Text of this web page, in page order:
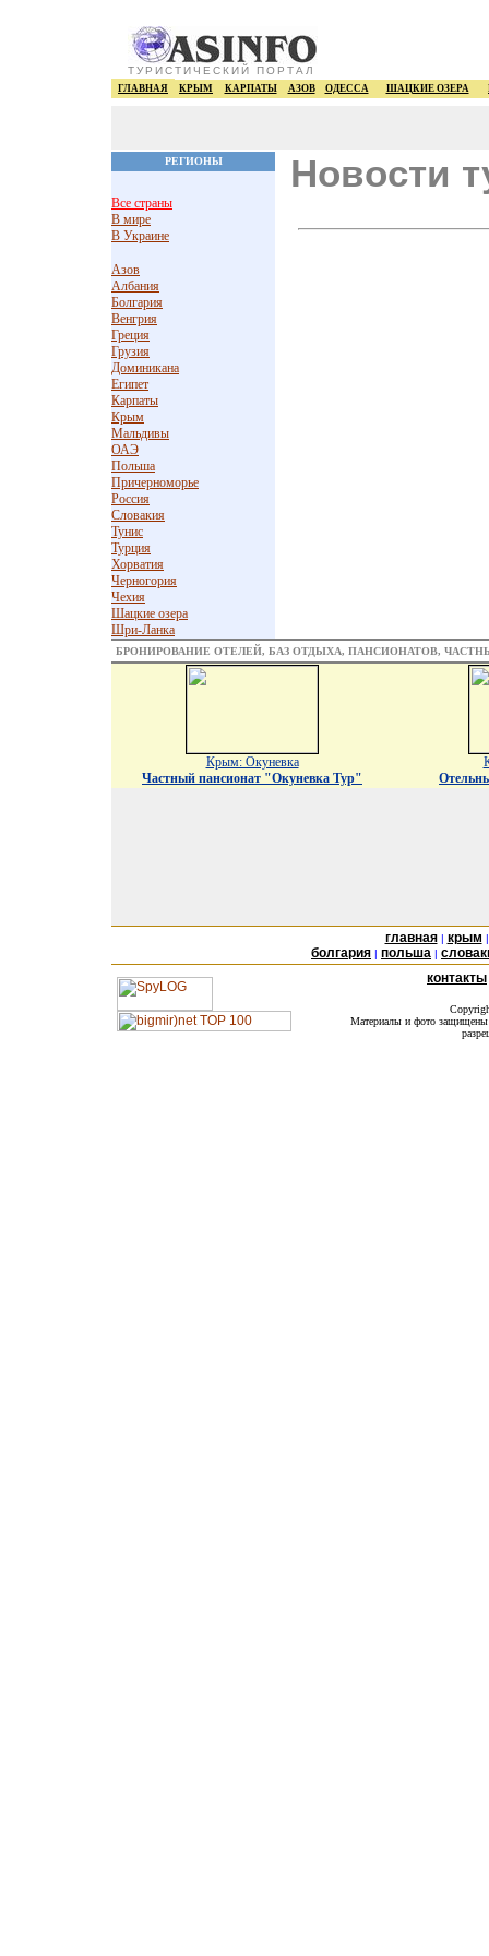
ТУРИСТИЧЕСКИЙ ПОРТАЛ
ГЛАВНАЯ КРЫМ КАРПАТЫ АЗОВ ОДЕССА ШАЦКИЕ ОЗЕРА
РЕГИОНЫ Новости
Все страны
В мире
В Украине
Азов
Албания
Болгария
Венгрия
Греция
Грузия
Доминикана
Египет
Карпаты
Крым
Мальдивы
ОАЭ
Польша
Причерноморье
Россия
Словакия
Тунис
Турция
Хорватия
Черногория
Чехия
Шацкие озера
Шри-Ланка
БРОНИРОВАНИЕ ОТЕЛЕЙ, БАЗ ОТДЫХА, ПАНСИОНАТОВ,
Крым: Окуневка
Частный пансионат "Окуневка Тур"
главная| крым
болгария | польша |
контакты
Материалы и фото защищены